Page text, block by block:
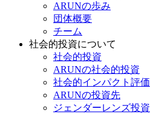
ARUNの歩み
団体概要
チーム
社会的投資について
社会的投資
ARUNの社会的投資
社会的インパクト評価
ARUNの投資先
ジェンダーレンズ投資